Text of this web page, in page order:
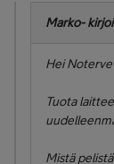
Marko-
Hei Noterve
Tuota
Mistä